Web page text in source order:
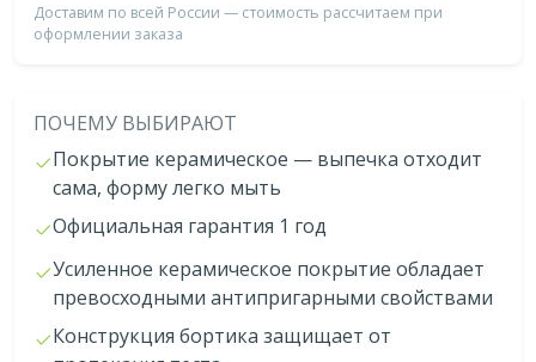
Доставим по всей России — стоимость рассчитаем при
оформлении заказа
ПОЧЕМУ ВЫБИРАЮТ
Покрытие керамическое — выпечка отходит
сама, форму легко мыть
Официальная гарантия 1 год
Усиленное керамическое покрытие обладает
превосходными антипригарными свойствами
Конструкция бортика защищает от